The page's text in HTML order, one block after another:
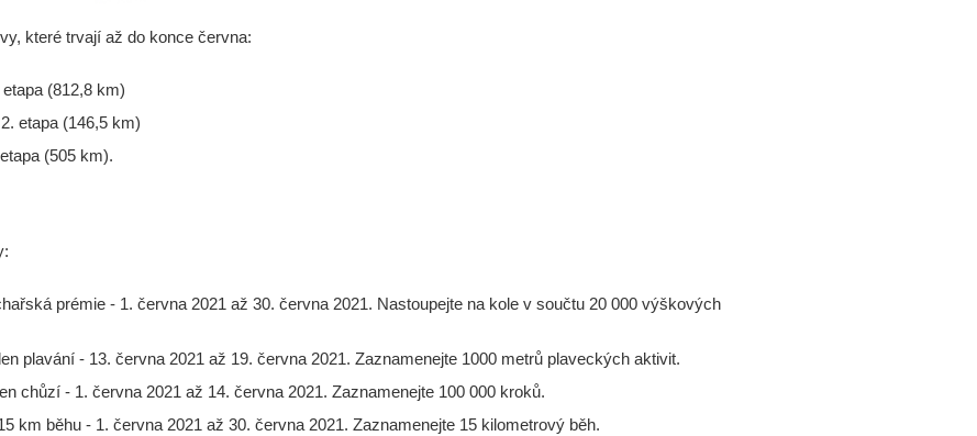
které trvají až do konce června:
(812,8 km)
etapa (146,5 km)
(505 km).
prémie - 1. června 2021 až 30. června 2021. Nastoupejte na kole v součtu 20 000 výškových
plavání - 13. června 2021 až 19. června 2021. Zaznamenejte 1000 metrů plaveckých aktivit.
chůzí - 1. června 2021 až 14. června 2021. Zaznamenejte 100 000 kroků.
km běhu - 1. června 2021 až 30. června 2021. Zaznamenejte 15 kilometrový běh.